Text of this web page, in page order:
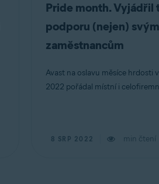
Pride month. Vyjádřil
podporu (nejen) svým
zaměstnancům
Avast na oslavu měsíce hrdosti
2022 pořádal místní i
8 SRP 2022 min čtení